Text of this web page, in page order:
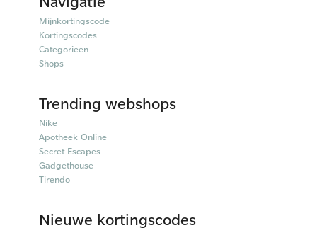
Mijnkortingscode
Kortingscodes
Categorieën
Shops
Trending webshops
Nike
Apotheek Online
Secret Escapes
Gadgethouse
Tirendo
Nieuwe kortingscodes